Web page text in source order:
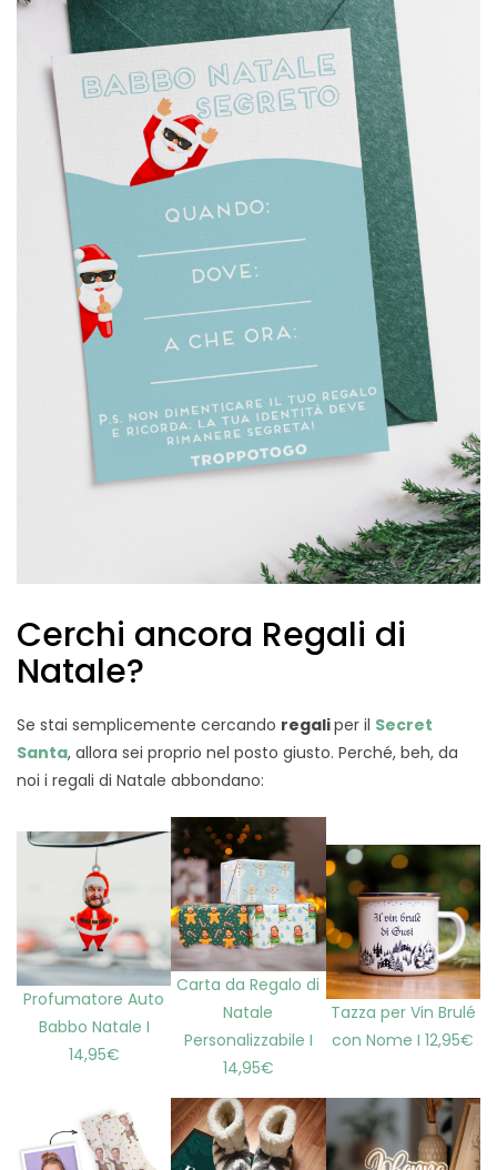
Cerchi ancora Regali di
Natale?
Se stai semplicemente cercando regaliper il Secret
Santa, allora sei proprio nel posto giusto. Perché, beh, da
noi i regali di Natale abbondano:
Profumatore Auto
Babbo Natale I
14,95€
Carta da Regalo di
Natale
Personalizzabile I
14,95€
Tazza per Vin Brulé
con Nome I 12,95€